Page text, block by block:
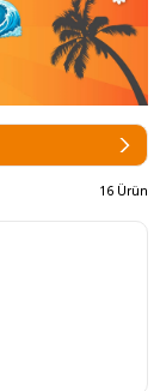
16 Ürün